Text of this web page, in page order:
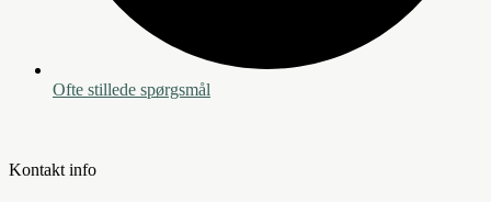
Ofte stillede spørgsmål
Kontakt info